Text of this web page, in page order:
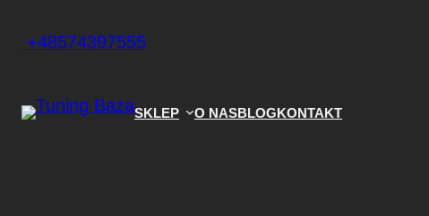
+48574397555
SKLEP O NASBLOGKONTAKT